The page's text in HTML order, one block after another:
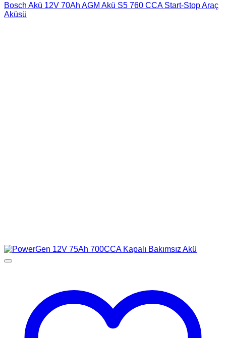
Bosch Akü 12V 70Ah AGM Akü S5 760 CCA Start-Stop Araç
Aküsü